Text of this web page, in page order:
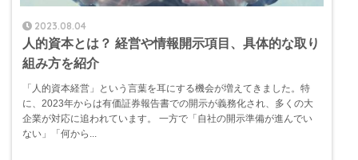
2023.08.04
人的資本とは？ 経営や情報開示項目、具体的な取り
組み方を紹介
「人的資本経営」という言葉を耳にする機会が増えてきました。特
に、2023年からは有価証券報告書での開示が義務化され、多くの大
企業が対応に追われています。 一方で「自社の開示準備が進んでい
ない」「何から...